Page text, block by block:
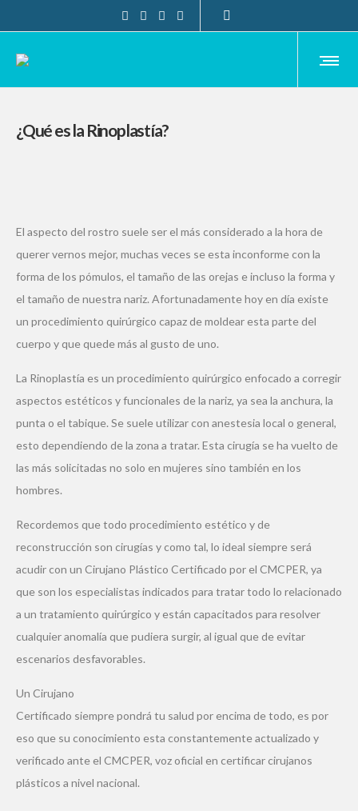
¿Qué es la Rinoplastía?
El aspecto del rostro suele ser el más considerado a la hora de
querer vernos mejor, muchas veces se esta inconforme con la
forma de los pómulos, el tamaño de las orejas e incluso la forma y
el tamaño de nuestra nariz. Afortunadamente hoy en día existe
un procedimiento quirúrgico capaz de moldear esta parte del
cuerpo y que quede más al gusto de uno.
La Rinoplastía es un procedimiento quirúrgico enfocado a corregir
aspectos estéticos y funcionales de la nariz, ya sea la anchura, la
punta o el tabique. Se suele utilizar con anestesia local o general,
esto dependiendo de la zona a tratar. Esta cirugía se ha vuelto de
las más solicitadas no solo en mujeres sino también en los
hombres.
Recordemos que todo procedimiento estético y de
reconstrucción son cirugías y como tal, lo ideal siempre será
acudir con un Cirujano Plástico Certificado por el CMCPER, ya
que son los especialistas indicados para tratar todo lo relacionado
a un tratamiento quirúrgico y están capacitados para resolver
cualquier anomalía que pudiera surgir, al igual que de evitar
escenarios desfavorables.
Un Cirujano
Certificado siempre pondrá tu salud por encima de todo, es por
eso que su conocimiento esta constantemente actualizado y
verificado ante el CMCPER, voz oficial en certificar cirujanos
plásticos a nivel nacional.